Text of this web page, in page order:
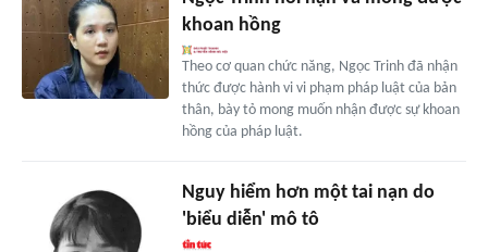
khoan hồng
Theo cơ quan chức năng, Ngọc Trinh đã nhận
thức được hành vi vi phạm pháp luật của bản
thân, bày tỏ mong muốn nhận được sự khoan
hồng của pháp luật.
Nguy hiểm hơn một tai nạn do
'biểu diễn' mô tô